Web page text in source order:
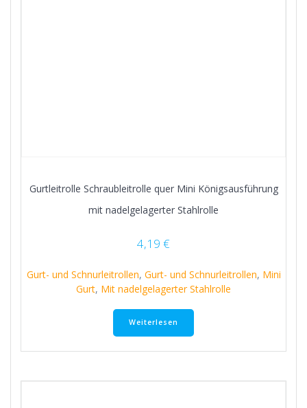
Gurtleitrolle Schraubleitrolle quer Mini Königsausführung
mit nadelgelagerter Stahlrolle
4,19 €
Gurt- und Schnurleitrollen, Gurt- und Schnurleitrollen, Mini
Gurt, Mit nadelgelagerter Stahlrolle
Weiterlesen